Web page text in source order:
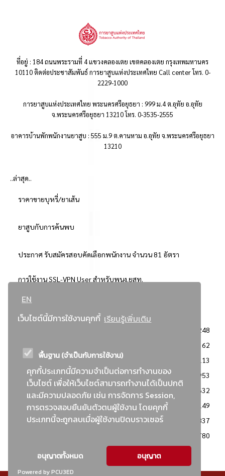
EN
เว็บไซต์นี้มีการใช้งานคุกกี้ เรียนรู้เพิ่มเติม
พื้นฐาน (จำเป็นกับการใช้งาน)
คุกกี้ประเภทนี้มีความจำเป็นต่อการทำงานของ
เว็บไซต์ เพื่อให้เว็บไซต์สามารถทำงานได้เป็นปกติ
และมีความปลอดภัย เช่น การจัดการ Session,
การตรวจสอบยืนยันตัวตนผู้ใช้งาน โดยคุกกี้
ประเภทนี้จะถูกลบเมื่อผู้ใช้งานปิดบราวเซอร์
อนุญาตทั้งหมด อนุญาต
Powered by PCU3ED
ที่อยู่ : 184 ถนนพระรามที่ 4 แขวงคลองเตย เขตคลองเตย กรุงเทพมหานคร
10110 ติดต่อประชาสัมพันธ์ การยาสูบแห่งประเทศไทย Call center โทร. 0-
2229-1000
การยาสูบแห่งประเทศไทย พระนครศรีอยุธยา : 999 ม.4 ต.อุทัย อ.อุทัย
จ.พระนครศรีอยุธยา 13210 โทร. 0-3535-2555
อาคารบ้านพักพนักงานยาสูบ : 555 ม.9 ต.คานหาม อ.อุทัย จ.พระนครศรีอยุธยา
13210
..ล่าสุด..
ราคาขายบุหรี่/ยาเส้น
ยาสูบกับการค้นพบ
ประกาศ รับสมัครสอบคัดเลือกพนักงาน จำนวน 81 อัตรา
การใช้งาน SSL-VPN User สำหรับพนง.ยสท.
3248
2362
: วิธีเฉพาะเจาะจง
2113
ข่าวสาร/ประกาศ
1953
: เอกสารส่งเสริมความโปร่งใสในการจัดซื้อจัดจ้าง
1632
ข่าวสารจัดซื้อจัดจ้าง
1149
: แผนการจัดซื้อจัดจ้าง
837
780